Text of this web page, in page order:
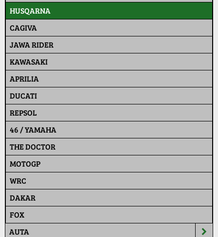
HUSQARNA
CAGIVA
JAWA RIDER
KAWASAKI
APRILIA
DUCATI
REPSOL
46 / YAMAHA
THE DOCTOR
MOTOGP
WRC
DAKAR
FOX
AUTA